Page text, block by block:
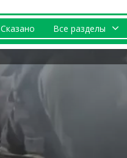
Сказано Все разделы